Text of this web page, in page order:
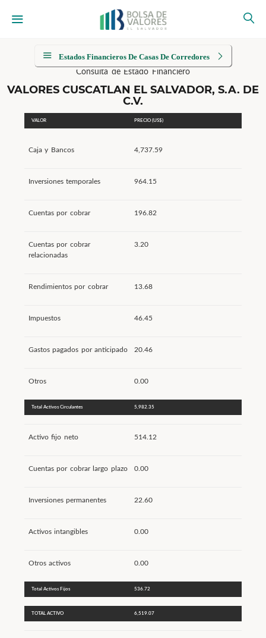
Estados Financieros De Casas De Corredores
Consulta de Estado Financiero
VALORES CUSCATLAN EL SALVADOR, S.A. DE
C.V.
VALOR PRECIO (US$)
Caja y Bancos 4,737.59
Inversiones temporales 964.15
Cuentas por cobrar 196.82
Cuentas por cobrar
relacionadas
3.20
Rendimientos por cobrar 13.68
Impuestos 46.45
Gastos pagados por anticipado 20.46
Otros 0.00
Total Activos Circulantes 5,982.35
Activo fijo neto 514.12
Cuentas por cobrar largo plazo 0.00
Inversiones permanentes 22.60
Activos intangibles 0.00
Otros activos 0.00
Total Activos Fijos 536.72
TOTAL ACTIVO 6,519.07